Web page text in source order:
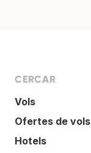
CERCAR
Vols
Ofertes de vols
Hotels